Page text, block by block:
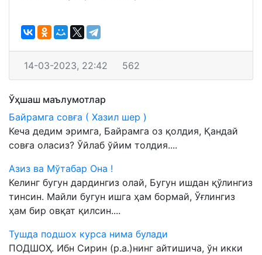
14-03-2023, 22:42 562
Ўҳшаш маълумотлар
Байрамга совға ( Хазил шер )
Кеча дедим эримга, Байрамга оз қолдия, Қандай
совға оласиз? Ўйлаб ўйим толдия....
Aзиз ва Мўтабар Она !
Келинг бугун дардингиз олай, Бугун ишдан қўлингиз
тинсин. Майли бугун ишга ҳам бормай, Ўғлингиз
ҳам бир овқат қилсин....
Тушда подшох курса нима булади
ПОДШОҲ. Ибн Сирин (р.а.)нинг айтишича, ўн икки